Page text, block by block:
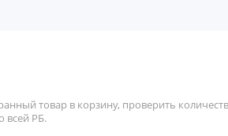
товар в корзину, проверить
всей РБ.